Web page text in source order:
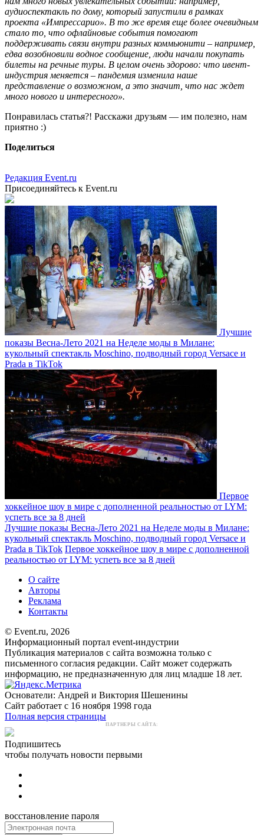
аудиоспектакль по дому, который запустили в рамках
проекта «Импрессарио». В то же время еще более очевидным
стало то, что офлайновые события помогают
поддерживать связи внутри разных коммьюнити – например,
едва возобновили водное сообщение, люди начали покупать
билеты на речные туры. В целом очень здорово: что ивент-
индустрия меняется – пандемия изменила наше
представление о возможном, а это значит, что нас ждет
много нового и интересного».
Понравилась статья?! Расскажи друзьям — им полезно, нам
приятно :)
Поделиться
Редакция Event.ru
Присоединяйтесь к Event.ru
Лучшие
показы Весна-Лето 2021 на Неделе моды в Милане:
кукольный спектакль Moschino, подводный город Versace и
Prada в TikTok
Первое
хоккейное шоу в мире с дополненной реальностью от LYM:
успеть все за 8 дней
Лучшие показы Весна-Лето 2021 на Неделе моды в Милане:
кукольный спектакль Moschino, подводный город Versace и
Prada в TikTok Первое хоккейное шоу в мире с дополненной
реальностью от LYM: успеть все за 8 дней
О сайте
Авторы
Реклама
Контакты
© Event.ru, 2026
Информационный портал event-индустрии
Публикация материалов с сайта возможна только с
письменного согласия редакции. Сайт может содержать
информацию, не предназначенную для лиц младше 18 лет.
Основатели: Андрей и Виктория Шешенины
Сайт работает с 16 ноября 1998 года
Полная версия страницы
ПАРТНЕРЫ САЙТА:
Подпишитесь
чтобы получать новости первыми
восстановление пароля